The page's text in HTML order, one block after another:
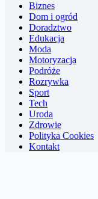
Biznes
Dom i ogród
Doradztwo
Edukacja
Moda
Motoryzacja
Podróże
Rozrywka
Sport
Tech
Uroda
Zdrowie
Polityka Cookies
Kontakt